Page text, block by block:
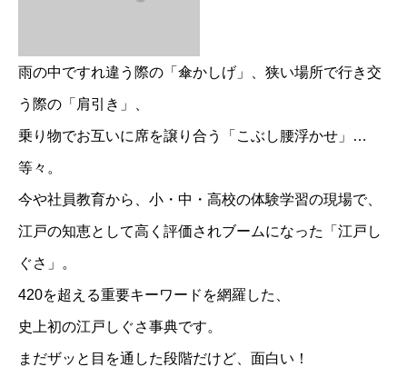
雨の中ですれ違う際の「傘かしげ」、狭い場所で行き交
う際の「肩引き」、
乗り物でお互いに席を譲り合う「こぶし腰浮かせ」…
等々。
今や社員教育から、小・中・高校の体験学習の現場で、
江戸の知恵として高く評価されブームになった「江戸し
ぐさ」。
420を超える重要キーワードを網羅した、
史上初の江戸しぐさ事典です。
まだザッと目を通した段階だけど、面白い！